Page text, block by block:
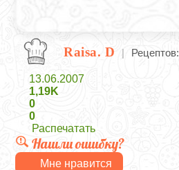
Raisa. D | Рецептов:
13.06.2007
1,19K
0
0
Распечатать
Нашли ошибку?
Мне нравится